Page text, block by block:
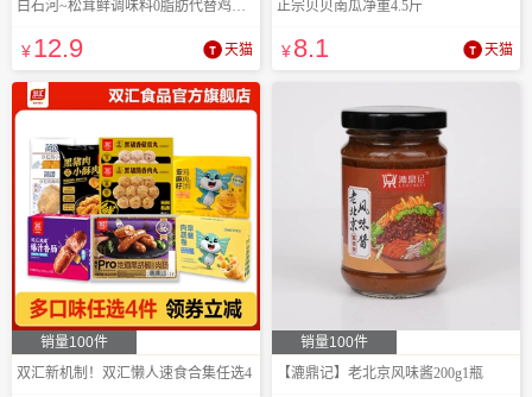
白石河~松茸鲜调味料0脂肪代替鸡精500g
¥12.9 天猫
正宗贝贝南瓜净重4.5斤
¥8.1 天猫
销量100件
双汇新机制！双汇懒人速食合集任选4
销量100件
【漉鼎记】老北京风味酱200g1瓶